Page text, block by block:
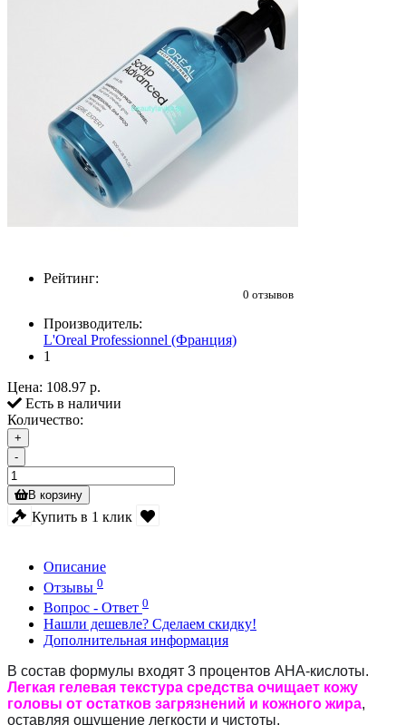
Рейтинг:
0 отзывов
Производитель:
L'Oreal Professionnel (Франция)
1
Цена: 108.97 р.
Есть в наличии
Количество:
+
-
В корзину
Купить в 1 клик
Описание
Отзывы 0
Вопрос - Ответ 0
Нашли дешевле? Сделаем скидку!
Дополнительная информация
В состав формулы входят 3 процентов АНА-кислоты.
Легкая гелевая текстура средства очищает кожу
головы от остатков загрязнений и кожного жира,
оставляя ощущение легкости и чистоты.